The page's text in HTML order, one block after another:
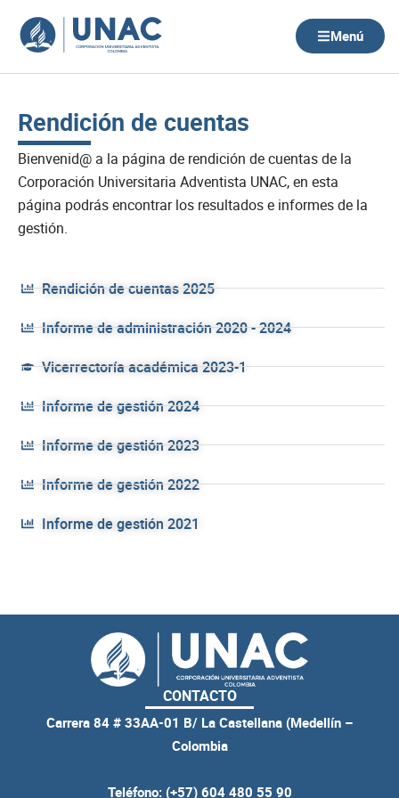
contenido
Menú
Rendición de cuentas
Bienvenid@ a la página de rendición de cuentas de la
Corporación Universitaria Adventista UNAC, en esta
página podrás encontrar los resultados e informes de la
gestión.
Rendición de cuentas 2025
Informe de administración 2020 - 2024
Vicerrectoría académica 2023-1
Informe de gestión 2024
Informe de gestión 2023
Informe de gestión 2022
Informe de gestión 2021
CONTACTO
Carrera 84 # 33AA-01 B/ La Castellana (Medellín –
Colombia
Teléfono: (+57) 604 480 55 90